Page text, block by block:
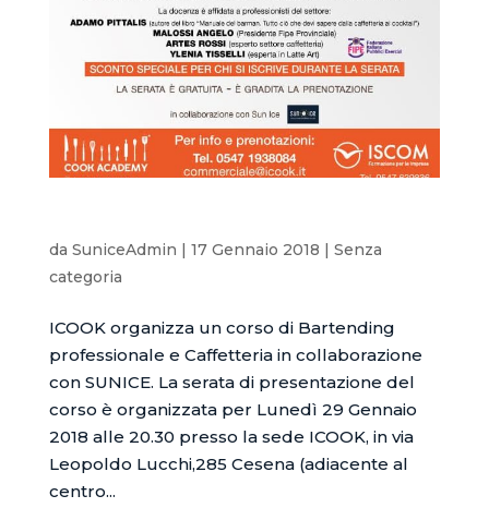
da SuniceAdmin | 17 Gennaio 2018 | Senza
categoria
ICOOK organizza un corso di Bartending
professionale e Caffetteria in collaborazione
con SUNICE. La serata di presentazione del
corso è organizzata per Lunedì 29 Gennaio
2018 alle 20.30 presso la sede ICOOK, in via
Leopoldo Lucchi,285 Cesena (adiacente al
centro...